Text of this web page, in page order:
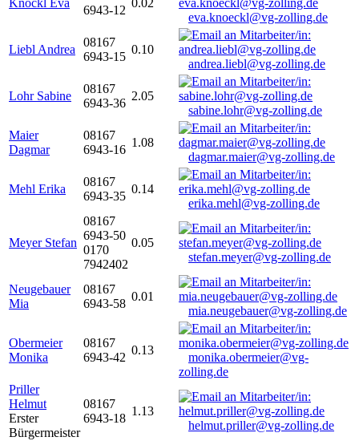
Knöckl Eva
6943-12
0.02
eva.knoeckl@vg-zolling.de
Liebl Andrea
08167
6943-15
0.10
andrea.liebl@vg-zolling.de
Lohr Sabine
08167
6943-36
2.05
sabine.lohr@vg-zolling.de
Maier
Dagmar
08167
6943-16
1.08
dagmar.maier@vg-zolling.de
Mehl Erika
08167
6943-35
0.14
erika.mehl@vg-zolling.de
Meyer Stefan
08167
6943-50
0170
7942402
0.05
stefan.meyer@vg-zolling.de
Neugebauer
Mia
08167
6943-58
0.01
mia.neugebauer@vg-zolling.de
Obermeier
Monika
08167
6943-42
0.13
monika.obermeier@vg-
zolling.de
Priller
Helmut
Erster
Bürgermeister
08167
6943-18
1.13
helmut.priller@vg-zolling.de